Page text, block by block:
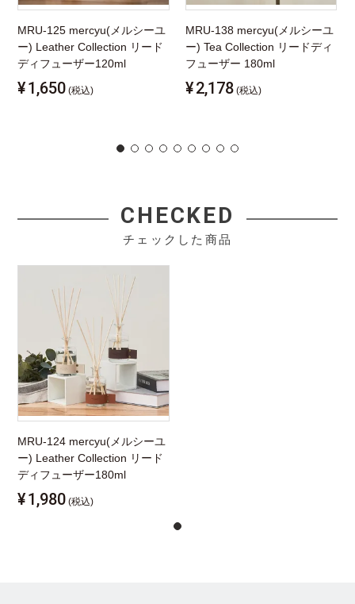
MRU-125 mercyu(メルシーユ
ー) Leather Collection リード
ディフューザー120ml
¥1,650 (税込)
MRU-138 mercyu(メルシーユ
ー) Tea Collection リードディ
フューザー 180ml
¥2,178 (税込)
CHECKED
チェックした商品
MRU-124 mercyu(メルシーユ
ー) Leather Collection リード
ディフューザー180ml
¥1,980 (税込)